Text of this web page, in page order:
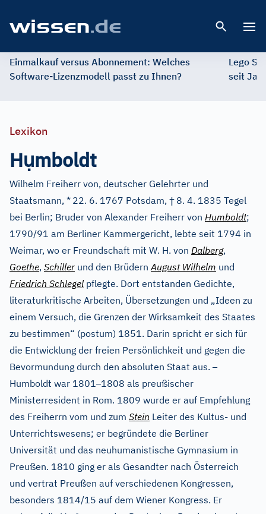
Einmalkauf versus Abonnement: Welches
Software-Lizenzmodell passt zu Ihnen?
Lego
seit
Lexikon
Hụmboldt
Wilhelm Freiherr von, deutscher Gelehrter und
Staatsmann, * 22. 6. 1767 Potsdam, † 8. 4. 1835 Tegel
bei Berlin; Bruder von Alexander Freiherr von Humboldt;
1790/91 am Berliner Kammergericht, lebte seit 1794 in
Weimar, wo er Freundschaft mit W. H. von Dalberg,
Goethe, Schiller und den BrüdernAugust Wilhelm und
Friedrich Schlegel pflegte. Dort entstanden Gedichte,
literaturkritische Arbeiten, Übersetzungen und „Ideen zu
einem Versuch, die Grenzen der Wirksamkeit des Staates
zu bestimmen“ (postum) 1851. Darin spricht er sich für
die Entwicklung der freien Persönlichkeit und gegen die
Bevormundung durch den absoluten Staat aus.–
Humboldt war 1801–1808 als preußischer
Ministerresident in Rom. 1809 wurde er auf Empfehlung
des Freiherrn vom und zum Stein Leiter des Kultus- und
Unterrichtswesens; er begründete die Berliner
Universität und das neuhumanistische Gymnasium in
Preußen. 1810 ging er als Gesandter nach Österreich
und vertrat Preußen auf verschiedenen Kongressen,
besonders 1814/15 auf dem Wiener Kongress. Er